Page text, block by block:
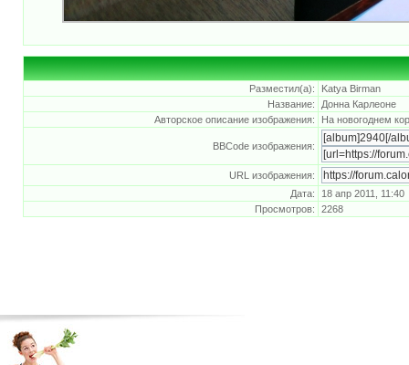
Разместил(а):
Katya Birman
Название:
Донна Карлеоне
Авторское описание изображения:
На новогоднем
BBCode изображения:
URL изображения:
Дата:
18 апр 2011, 11:40
Просмотров:
2268